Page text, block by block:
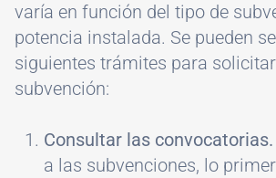
varía en función del tipo de
potencia instalada. Se pueden
siguientes trámites para
subvención:
Consultar las convocatorias.
a las subvenciones, lo